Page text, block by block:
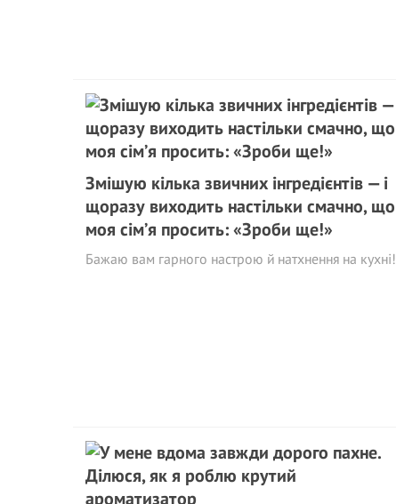
Змішую кілька звичних інгредієнтів — і
щоразу виходить настільки смачно, що
моя сім’я просить: «Зроби ще!»
Бажаю вам гарного настрою й натхнення на кухні!